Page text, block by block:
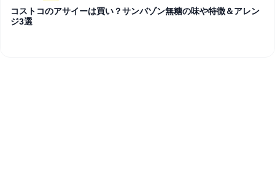
コストコのアサイーは買い？サンバゾン無糖の味や特徴＆アレン
ジ3選